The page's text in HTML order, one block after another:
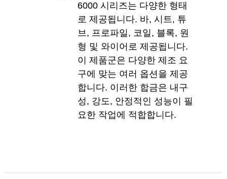
6000 시리즈는 다양한 형태
로 제공됩니다. 바, 시트, 튜
브, 프로파일, 코일, 블록, 원
형 및 와이어로 제공됩니다.
이 제품군은 다양한 제조 요
구에 맞는 여러 옵션을 제공
합니다. 이러한 합금은 내구
성, 강도, 안정적인 성능이 필
요한 작업에 적합합니다.